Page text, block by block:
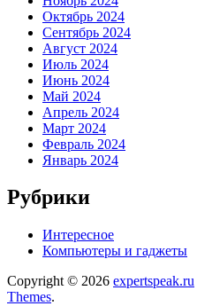
Октябрь 2024
Сентябрь 2024
Август 2024
Июль 2024
Июнь 2024
Май 2024
Апрель 2024
Март 2024
Февраль 2024
Январь 2024
Рубрики
Интересное
Компьютеры и гаджеты
Copyright © 2026 expertspeak.ru
Themes.